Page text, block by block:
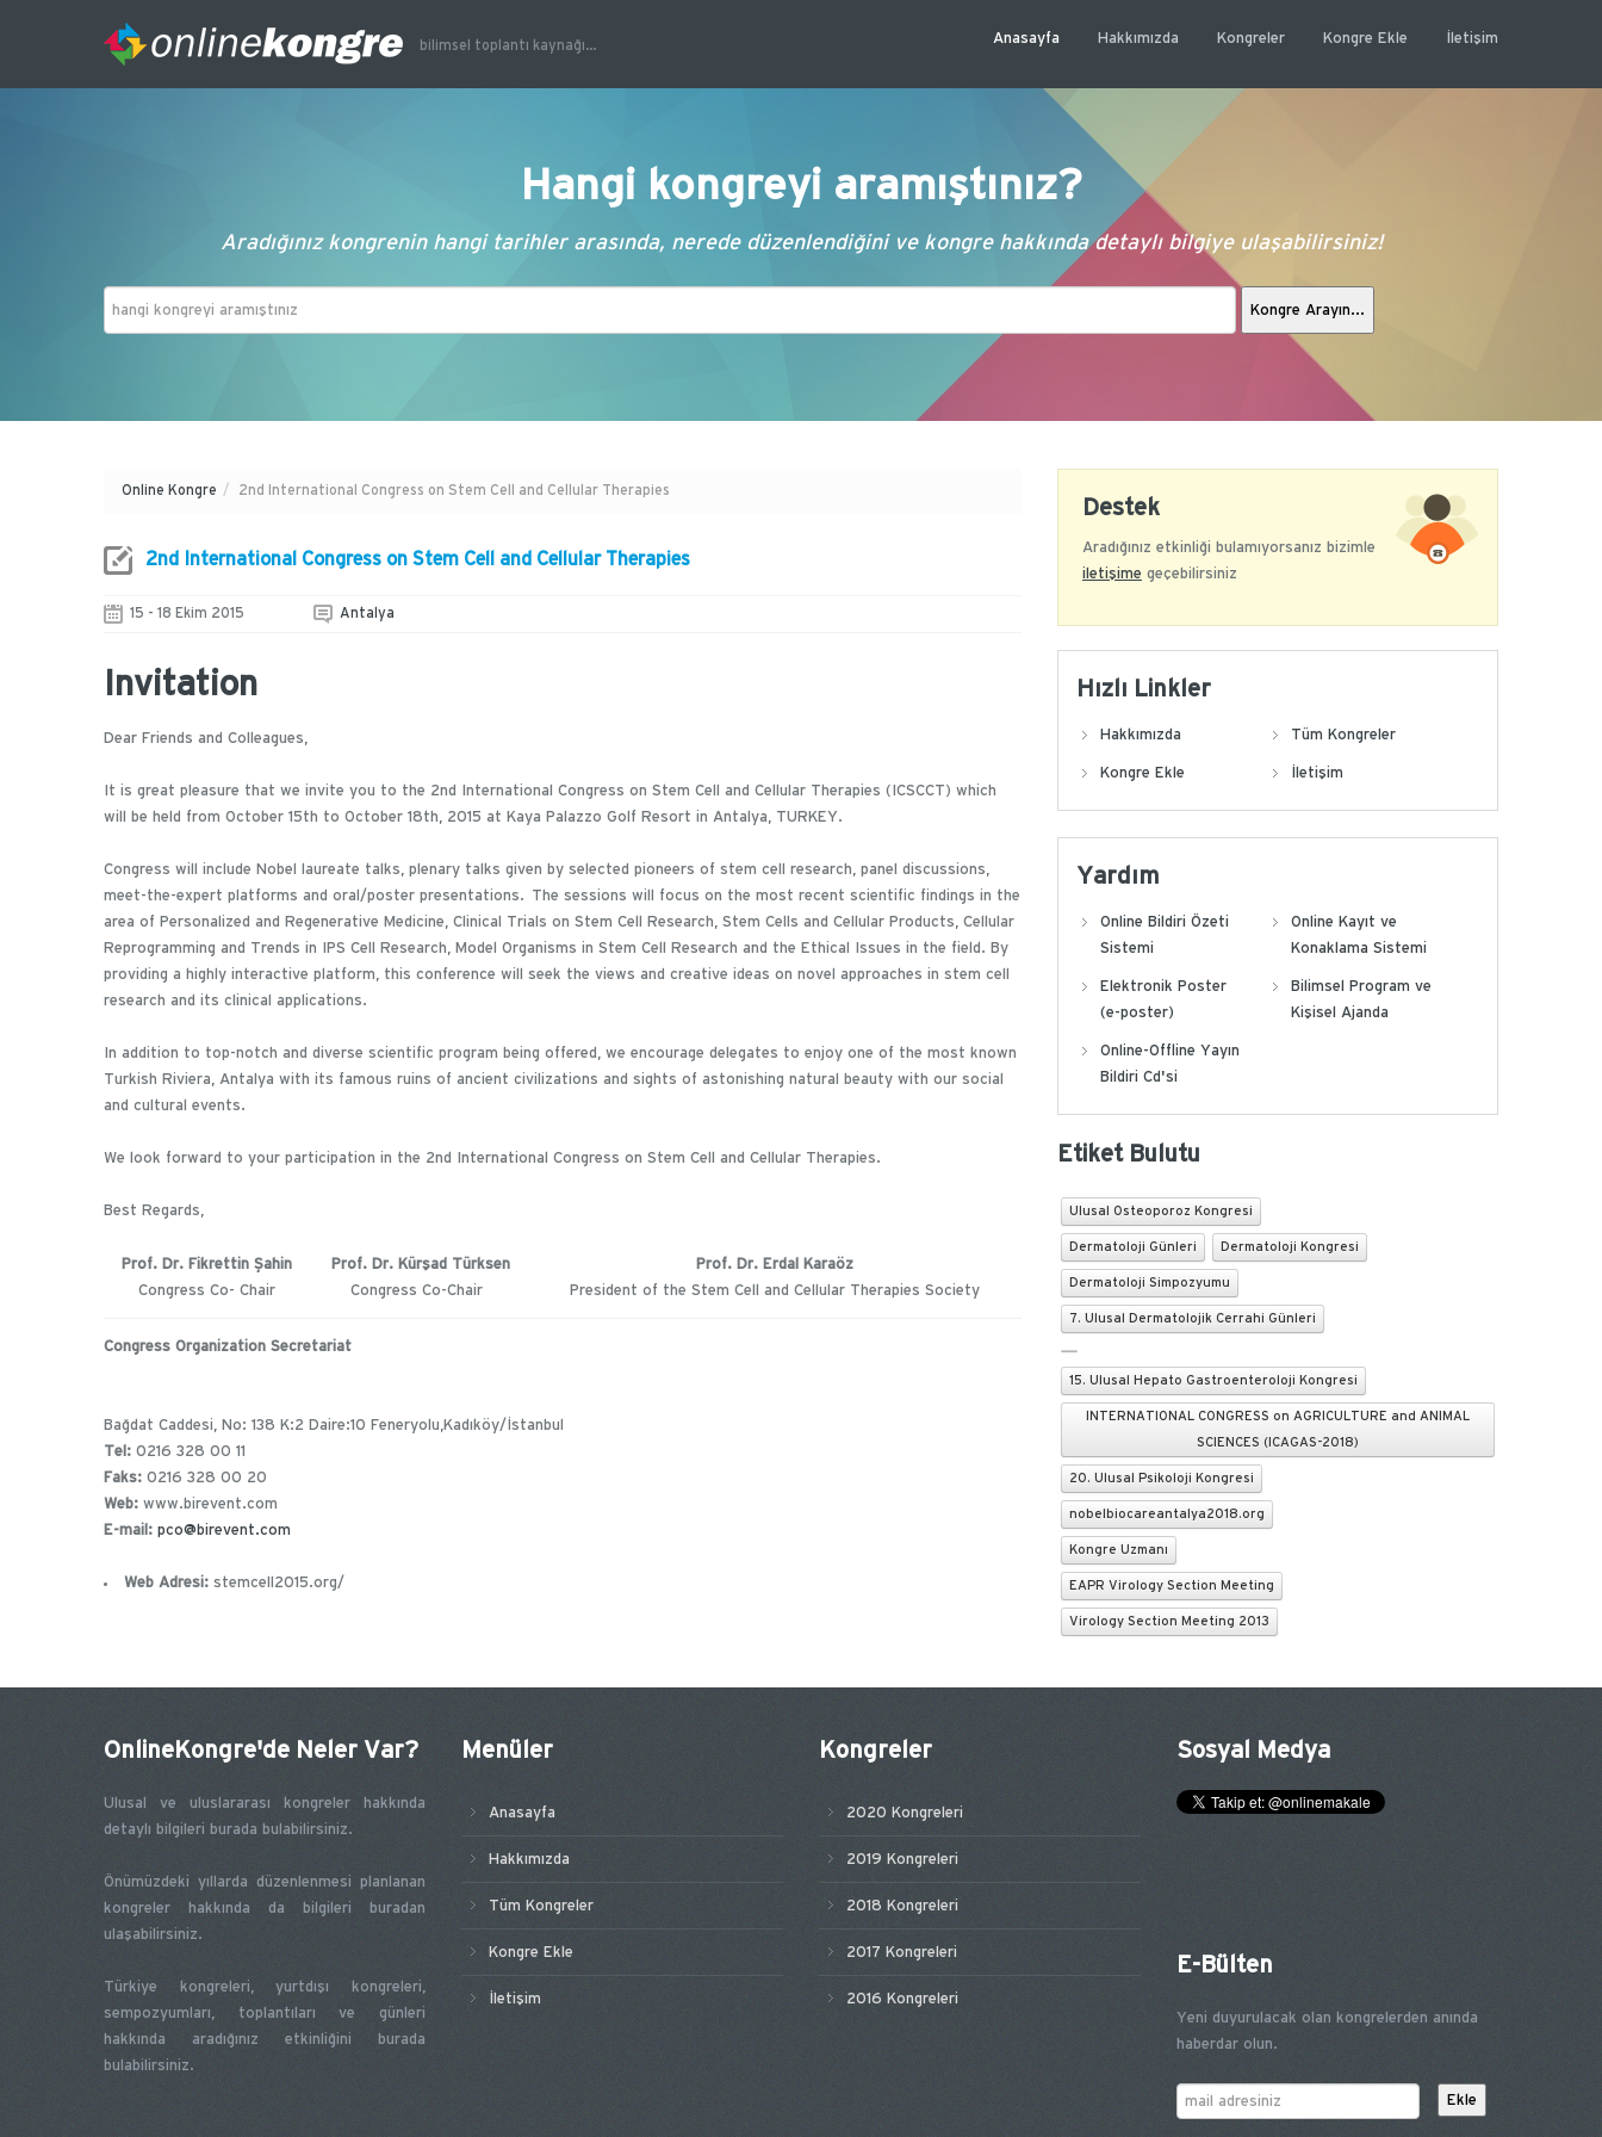
bilimsel toplantı kaynağı...
Anasayfa Hakkımızda Kongreler Kongre Ekle İletişim
Hangi kongreyi aramıştınız?
Aradığınız kongrenin hangi tarihler arasında, nerede düzenlendiğini ve kongre hakkında detaylı bilgiye ulaşabilirsiniz!
Online Kongre / 2nd International Congress on Stem Cell and Cellular Therapies
2nd International Congress on Stem Cell and Cellular Therapies
15 - 18 Ekim 2015 Antalya
Invitation
Dear Friends and Colleagues,
It is great pleasure that we invite you to the 2nd International Congress on Stem Cell and Cellular Therapies (ICSCCT) which
will be held from October 15th to October 18th, 2015 at Kaya Palazzo Golf Resort in Antalya, TURKEY.
Congress will include Nobel laureate talks, plenary talks given by selected pioneers of stem cell research, panel discussions,
meet-the-expert platforms and oral/poster presentations. The sessions will focus on the most recent scientific findings in the
area of Personalized and Regenerative Medicine, Clinical Trials on Stem Cell Research, Stem Cells and Cellular Products, Cellular
Reprogramming and Trends in IPS Cell Research, Model Organisms in Stem Cell Research and the Ethical Issues in the field. By
providing a highly interactive platform, this conference will seek the views and creative ideas on novel approaches in stem cell
research and its clinical applications.
In addition to top-notch and diverse scientific program being offered, we encourage delegates to enjoy one of the most known
Turkish Riviera, Antalya with its famous ruins of ancient civilizations and sights of astonishing natural beauty with our social
and cultural events.
We look forward to your participation in the 2nd International Congress on Stem Cell and Cellular Therapies.
Best Regards,
Prof. Dr. Fikrettin Şahin
Congress Co- Chair
Prof. Dr. Kürşad Türksen
Congress Co-Chair
Prof. Dr. Erdal Karaöz
President of the Stem Cell and Cellular Therapies Society
Congress Organization Secretariat
Bağdat Caddesi, No: 138 K:2 Daire:10 Feneryolu,Kadıköy/İstanbul
Tel: 0216 328 00 11
Faks: 0216 328 00 20
Web: www.birevent.com
E-mail: pco@birevent.com
Web Adresi: stemcell2015.org/
Destek
Aradığınız etkinliği bulamıyorsanız bizimle
iletişime geçebilirsiniz
Hızlı Linkler
Hakkımızda Tüm Kongreler
Kongre Ekle İletişim
Yardım
Online Bildiri Özeti
Sistemi
Online Kayıt ve
Konaklama Sistemi
Elektronik Poster
(e-poster)
Bilimsel Program ve
Kişisel Ajanda
Online-Offline Yayın
Bildiri Cd'si
Etiket Bulutu
Ulusal Osteoporoz Kongresi
Dermatoloji Günleri Dermatoloji Kongresi
Dermatoloji Simpozyumu
7. Ulusal Dermatolojik Cerrahi Günleri
15. Ulusal Hepato Gastroenteroloji Kongresi
INTERNATIONAL CONGRESS on AGRICULTURE and ANIMAL
SCIENCES (ICAGAS-2018)
20. Ulusal Psikoloji Kongresi
nobelbiocareantalya2018.org
Kongre Uzmanı
EAPR Virology Section Meeting
Virology Section Meeting 2013
OnlineKongre'de Neler Var?
Ulusal ve uluslararası kongreler hakkında
detaylı bilgileri burada bulabilirsiniz.
Önümüzdeki yıllarda düzenlenmesi planlanan
kongreler hakkında da bilgileri buradan
ulaşabilirsiniz.
Türkiye kongreleri, yurtdışı kongreleri,
sempozyumları, toplantıları ve günleri
hakkında aradığınız etkinliğini burada
bulabilirsiniz.
Menüler
Anasayfa
Hakkımızda
Tüm Kongreler
Kongre Ekle
İletişim
Kongreler
2020 Kongreleri
2019 Kongreleri
2018 Kongreleri
2017 Kongreleri
2016 Kongreleri
Sosyal Medya
E-Bülten
Yeni duyurulacak olan kongrelerden anında
haberdar olun.